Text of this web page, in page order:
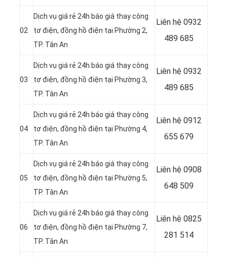
02
Dịch vụ giá rẻ 24h báo giá thay công
tơ điện, đồng hồ điện tại Phường 2,
TP. Tân An
Liên hệ 0932
489 685
03
Dịch vụ giá rẻ 24h báo giá thay công
tơ điện, đồng hồ điện tại Phường 3,
TP. Tân An
Liên hệ 0932
489 685
04
Dịch vụ giá rẻ 24h báo giá thay công
tơ điện, đồng hồ điện tại Phường 4,
TP. Tân An
Liên hệ 0912
655 679
05
Dịch vụ giá rẻ 24h báo giá thay công
tơ điện, đồng hồ điện tại Phường 5,
TP. Tân An
Liên hệ 0908
648 509
06
Dịch vụ giá rẻ 24h báo giá thay công
tơ điện, đồng hồ điện tại Phường 7,
TP. Tân An
Liên hệ 0825
281 514